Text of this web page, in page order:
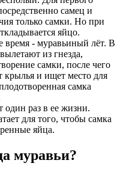
самец и
только самки. Но при
яйцо.
время - муравьиный лёт. В
из гнезда,
самки, после чего
крылья и ищет место для
самка
один раз в ее жизни.
для того, чтобы самка
яйца.
муравьи?